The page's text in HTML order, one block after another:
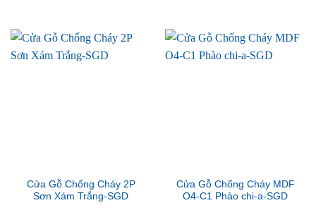
Cửa Gỗ Chống Cháy 2P
Sơn Xám Trắng-SGD
Cửa Gỗ Chống Cháy MDF
O4-C1 Phào chi-a-SGD